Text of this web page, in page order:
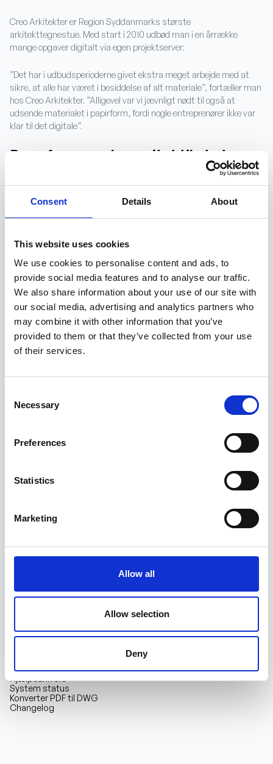
Consent Details About
This website uses cookies
We use cookies to personalise content and ads, to
provide social media features and to analyse our traffic.
We also share information about your use of our site with
our social media, advertising and analytics partners who
may combine it with other information that you’ve
provided to them or that they’ve collected from your use
of their services.
Selection
Necessary
Preferences
Statistics
Marketing
Allow all
Allow selection
Deny
Creo Arkitekter er Region Syddanmarks største
arkitekttegnestue. Med start i 2010 udbød man i en årrække
mange opgaver digitalt via egen projektserver:
”Det har i udbudsperioderne givet ekstra meget arbejde med at
sikre, at alle har været i besiddelse af alt materiale”, fortæller man
hos Creo Arkitekter. ”Alligevel var vi jævnligt nødt til også at
udsende materialet i papirform, fordi nogle entreprenører ikke var
klar til det digitale”.
Brug for mere kapacitet til at styre
Med IKT-bekendtgørelsen i 2013 blev der stillet endnu højere krav til
man savnede en løsning, der kunne følge projektet gennem alle
byggeriets faser.
Derfor investerede man i 2014 i en samlet digital løsning, som
kunne benyttes i alle projektfaser og ikke krævede vedligeholdelse.
Valget faldt på Byggeprojekt.dk, der som platform opfylder alle
arkitekttegnestuens behov samtidig med, at IKT-kravene
overholdes.
igennem alle byggeriets faser, så få en gratis gennemgang:
med vores alt-i-en løsning.
Granskning
Udbud
Blog
Hjælpeunivers
System status
Konverter PDF til DWG
Changelog